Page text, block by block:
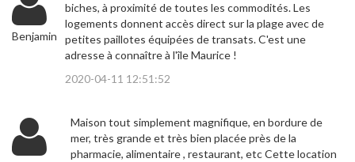
Benjamin
biches, à proximité de toutes les commodités. Les
logements donnent accès direct sur la plage avec de
petites paillotes équipées de transats. C'est une
adresse à connaître à l'île Maurice !
2020-04-11 12:51:52
Maison tout simplement magnifique, en bordure de
mer, très grande et très bien placée près de la
pharmacie, alimentaire , restaurant, etc Cette location